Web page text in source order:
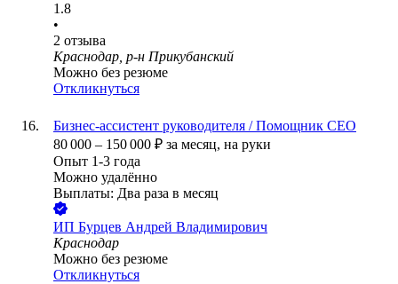
1.8
•
2 отзыва
Краснодар, р-н Прикубанский
Можно без резюме
Откликнуться
Бизнес-ассистент руководителя / Помощник СЕО
80 000 – 150 000 ₽ за месяц, на руки
Опыт 1-3 года
Можно удалённо
Выплаты: Два раза в месяц
ИП Бурцев Андрей Владимирович
Краснодар
Можно без резюме
Откликнуться